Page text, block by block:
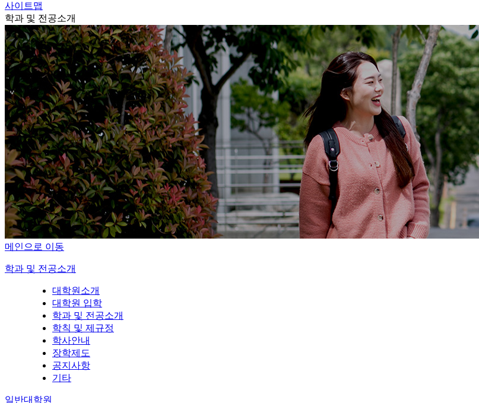
사이트맵
학과 및 전공소개
메인으로 이동
학과 및 전공소개
대학원소개
대학원 입학
학과 및 전공소개
학칙 및 제규정
학사안내
장학제도
공지사항
기타
일반대학원